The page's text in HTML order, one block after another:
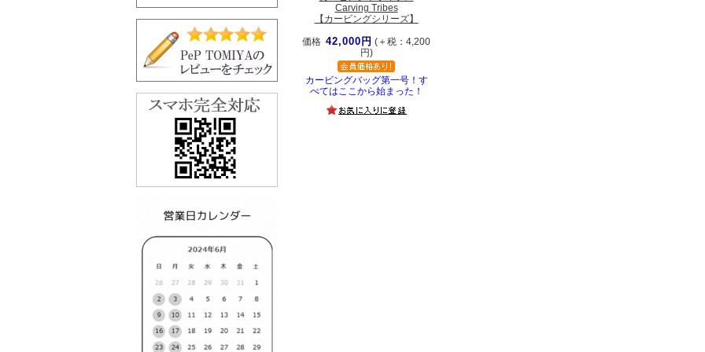
Carving Tribes
【カービングシリーズ】
価格 42,000円 (＋税：4,200
円)
カービングバッグ第一号！す
べてはここから始まった！